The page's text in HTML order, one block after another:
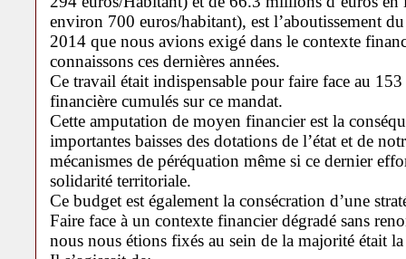
environ 700 euros/habitant), est l’aboutissement
2014 que nous avions exigé dans le contexte
connaissons ces dernières années.
Ce travail était indispensable pour faire face au
financière cumulés sur ce mandat.
Cette amputation de moyen financier est la
importantes baisses des dotations de l’état et de
mécanismes de péréquation même si ce dernier
solidarité territoriale.
Ce budget est également la consécration d’une
Faire face à un contexte financier dégradé sans
nous nous étions fixés au sein de la majorité était